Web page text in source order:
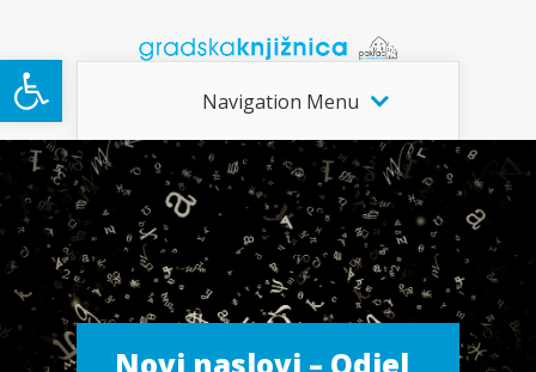
Open toolbar
Navigation Menu